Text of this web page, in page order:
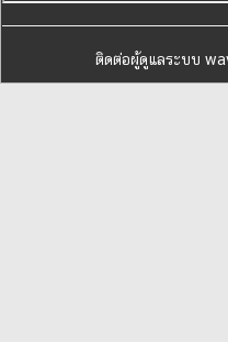
ติดต่อผู้ดูแลระบบ